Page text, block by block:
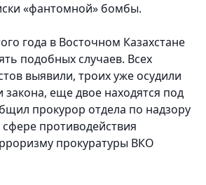
«фантомной» бомбы.
года в Восточном Казахстане
подобных случаев. Всех
выявили, троих уже осудили
закона, еще двое находятся под
прокурор отдела по надзору
противодействия
прокуратуры ВКО